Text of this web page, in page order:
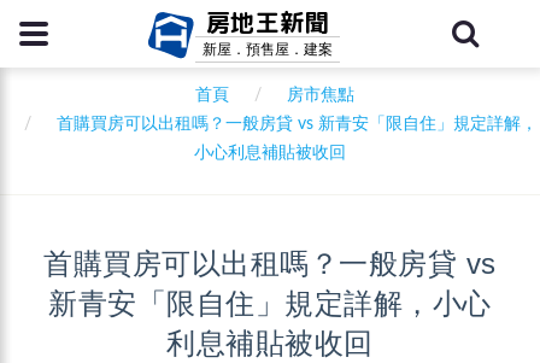
房地王新聞
新屋．預售屋．建案
首頁
房市焦點
首購買房可以出租嗎？一般房貸 vs 新青安「限自住」規定詳解，
小心利息補貼被收回
首購買房可以出租嗎？一般房貸 vs
新青安「限自住」規定詳解，小心
利息補貼被收回